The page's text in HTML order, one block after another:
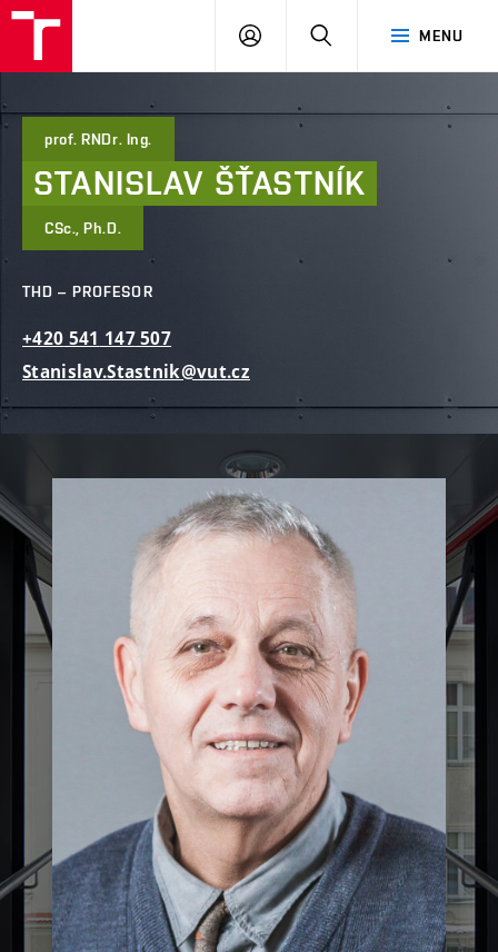
Brno
MENU
PŘIHLÁSIT
prof. RNDr. Ing.
STANISLAV ŠŤASTNÍK
CSc., Ph.D.
THD – PROFESOR
+420 541 147507
Stanislav.Stastnik@vut.cz